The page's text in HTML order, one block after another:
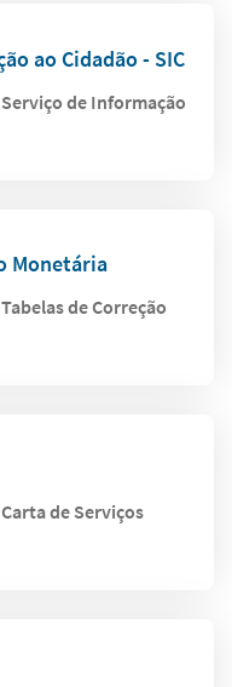
ao Cidadão - SIC
de Informação
Monetária
de Correção
de Serviços